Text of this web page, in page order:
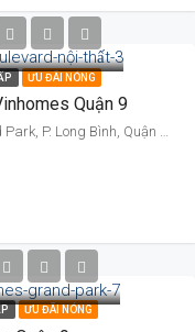
ƯU ĐÃI NÓNG
Quận 9
Masteri Lumiere Boulevard, Vinhomes Grand Park, P. Long Bình, Quận 9, TP. Thủ Đức, TP. HCM
ƯU ĐÃI NÓNG